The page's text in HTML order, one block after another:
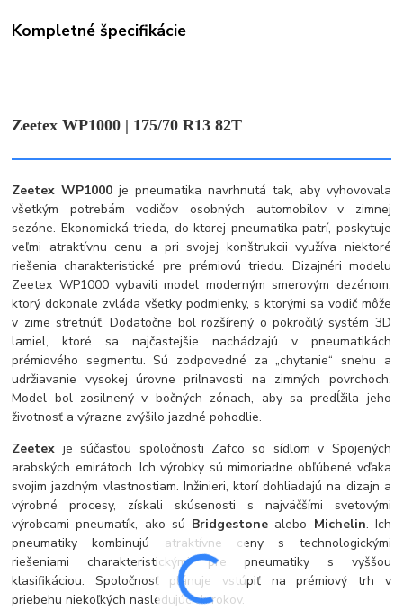
Kompletné špecifikácie
Zeetex WP1000 | 175/70 R13 82T
Zeetex WP1000 je pneumatika navrhnutá tak, aby vyhovovala
všetkým potrebám vodičov osobných automobilov v zimnej
sezóne. Ekonomická trieda, do ktorej pneumatika patrí, poskytuje
veľmi atraktívnu cenu a pri svojej konštrukcii využíva niektoré
riešenia charakteristické pre prémiovú triedu. Dizajnéri modelu
Zeetex WP1000 vybavili model moderným smerovým dezénom,
ktorý dokonale zvláda všetky podmienky, s ktorými sa vodič môže
v zime stretnúť. Dodatočne bol rozšírený o pokročilý systém 3D
lamiel, ktoré sa najčastejšie nachádzajú v pneumatikách
prémiového segmentu. Sú zodpovedné za „chytanie“ snehu a
udržiavanie vysokej úrovne priľnavosti na zimných povrchoch.
Model bol zosilnený v bočných zónach, aby sa predĺžila jeho
životnosť a výrazne zvýšilo jazdné pohodlie.
Zeetex je súčasťou spoločnosti Zafco so sídlom v Spojených
arabských emirátoch. Ich výrobky sú mimoriadne obľúbené vďaka
svojim jazdným vlastnostiam. Inžinieri, ktorí dohliadajú na dizajn a
výrobné procesy, získali skúsenosti s najväčšími svetovými
výrobcami pneumatík, ako sú Bridgestone alebo Michelin. Ich
pneumatiky kombinujú atraktívne ceny s technologickými
riešeniami charakteristickými pre pneumatiky s vyššou
klasifikáciou. Spoločnosť plánuje vstúpiť na prémiový trh v
priebehu niekoľkých nasledujúcich rokov.